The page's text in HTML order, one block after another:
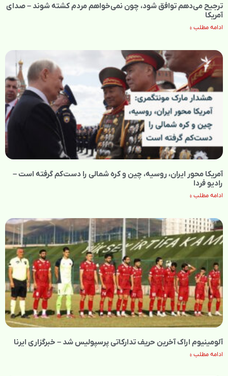
ترجیح می‌دهم توافق شود، چون نمی‌خواهم مردم کشته شوند – صدای
آمریکا
ادامه مطلب »
آمریکا محور ایران، روسیه، چین و کره شمالی را دست‌کم گرفته است –
رادیو فردا
ادامه مطلب »
آلومینیوم اراک آخرین حریف تدارکاتی پرسپولیس شد – خبرگزاری ایرنا
ادامه مطلب »